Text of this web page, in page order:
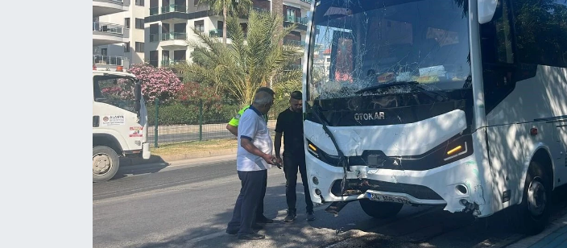
Haberler
KANALV Spor
Kültür Sanat
Magazin
Öğle Bülteni